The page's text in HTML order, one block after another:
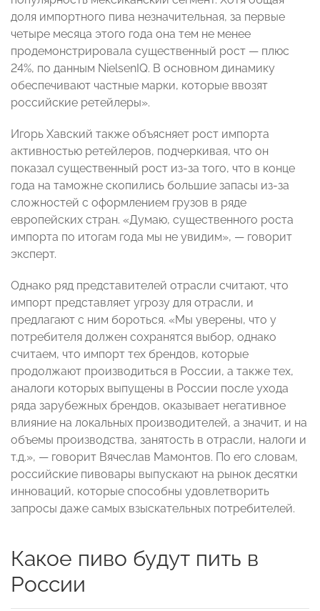
доля импортного пива незначительная, за первые
четыре месяца этого года она тем не менее
продемонстрировала существенный рост — плюс
24%, по данным NielsenIQ. В основном динамику
обеспечивают частные марки, которые ввозят
российские ретейлеры».
Игорь Хавский также объясняет рост импорта
активностью ретейлеров, подчеркивая, что он
показал существенный рост из-за того, что в конце
года на таможне скопились большие запасы из-за
сложностей с оформлением грузов в ряде
европейских стран. «Думаю, существенного роста
импорта по итогам года мы не увидим», — говорит
эксперт.
Однако ряд представителей отрасли считают, что
импорт представляет угрозу для отрасли, и
предлагают с ним бороться. «Мы уверены, что у
потребителя должен сохранятся выбор, однако
считаем, что импорт тех брендов, которые
продолжают производиться в России, а также тех,
аналоги которых выпущены в России после ухода
ряда зарубежных брендов, оказывает негативное
влияние на локальных производителей, а значит, и на
объемы производства, занятость в отрасли, налоги и
т.д.», — говорит Вячеслав Мамонтов. По его словам,
российские пивовары выпускают на рынок десятки
инноваций, которые способны удовлетворить
запросы даже самых взыскательных потребителей.
Какое пиво будут пить в
России